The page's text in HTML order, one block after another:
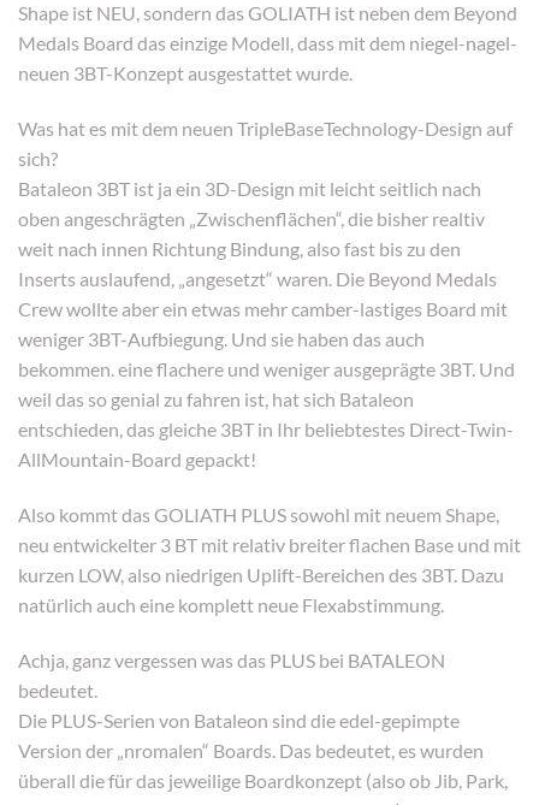
Shape ist NEU, sondern das GOLIATH ist neben dem Beyond
Medals Board das einzige Modell, dass mit dem niegel-nagel-
neuen 3BT-Konzept ausgestattet wurde.
Was hat es mit dem neuen TripleBaseTechnology-Design auf
sich?
Bataleon 3BT ist ja ein 3D-Design mit leicht seitlich nach
oben angeschrägten „Zwischenflächen“, die bisher realtiv
weit nach innen Richtung Bindung, also fast bis zu den
Inserts auslaufend, „angesetzt“ waren. Die Beyond Medals
Crew wollte aber ein etwas mehr camber-lastiges Board mit
weniger 3BT-Aufbiegung. Und sie haben das auch
bekommen. eine flachere und weniger ausgeprägte 3BT. Und
weil das so genial zu fahren ist, hat sich Bataleon
entschieden, das gleiche 3BT in Ihr beliebtestes Direct-Twin-
AllMountain-Board gepackt!
Also kommt das GOLIATH PLUS sowohl mit neuem Shape,
neu entwickelter 3 BT mit relativ breiter flachen Base und mit
kurzen LOW, also niedrigen Uplift-Bereichen des 3BT. Dazu
natürlich auch eine komplett neue Flexabstimmung.
Achja, ganz vergessen was das PLUS bei BATALEON
bedeutet.
Die PLUS-Serien von Bataleon sind die edel-gepimpte
Version der „nromalen“ Boards. Das bedeutet, es wurden
überall die für das jeweilige Boardkonzept (also ob Jib, Park,